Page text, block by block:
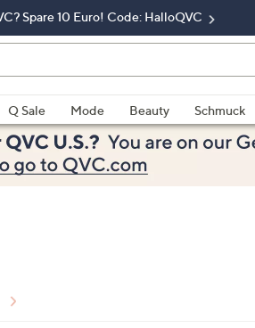
Spare 10 Euro! Code: HalloQVC
Q Sale Mode Beauty Schmuck